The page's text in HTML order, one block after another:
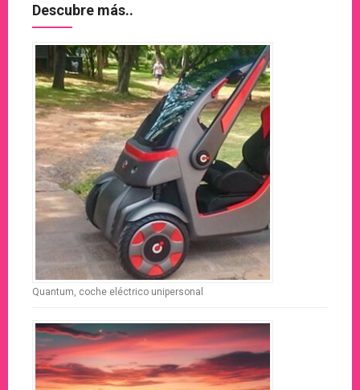
Descubre más..
Quantum, coche eléctrico unipersonal